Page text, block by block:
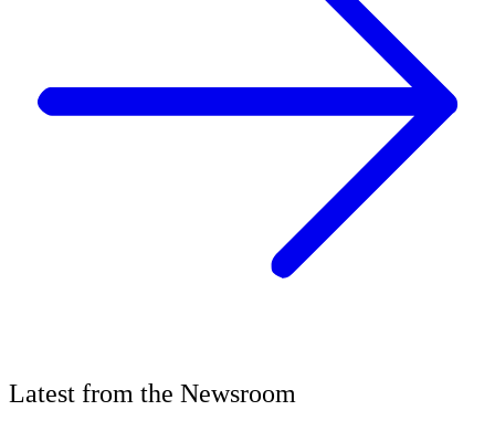
Latest from the Newsroom